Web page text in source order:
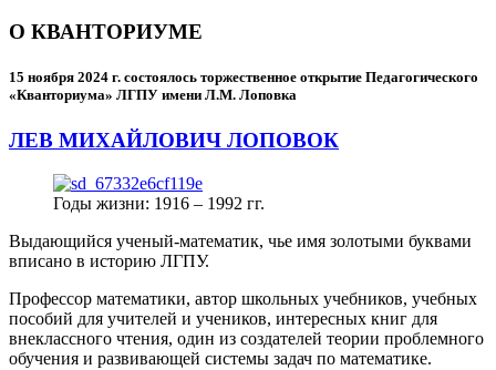
О КВАНТОРИУМЕ
15 ноября 2024 г. состоялось торжественное открытие Педагогического
«Кванториума» ЛГПУ имени Л.М. Лоповка
ЛЕВ МИХАЙЛОВИЧ ЛОПОВОК
Годы жизни: 1916 – 1992 гг.
Выдающийся ученый-математик, чье имя золотыми буквами
вписано в историю ЛГПУ.
Профессор математики, автор школьных учебников, учебных
пособий для учителей и учеников, интересных книг для
внеклассного чтения, один из создателей теории проблемного
обучения и развивающей системы задач по математике.